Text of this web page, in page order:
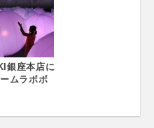
銀座本店に
ムラボボ
の美